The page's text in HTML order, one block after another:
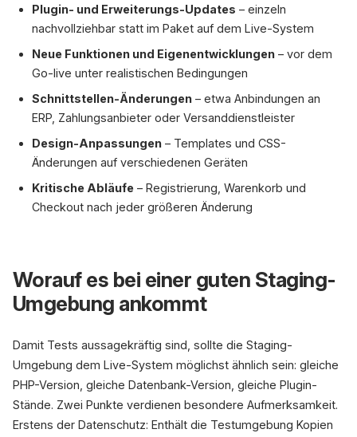
Plugin- und Erweiterungs-Updates – einzeln
nachvollziehbar statt im Paket auf dem Live-System
Neue Funktionen und Eigenentwicklungen – vor dem
Go-live unter realistischen Bedingungen
Schnittstellen-Änderungen – etwa Anbindungen an
ERP, Zahlungsanbieter oder Versanddienstleister
Design-Anpassungen – Templates und CSS-
Änderungen auf verschiedenen Geräten
Kritische Abläufe – Registrierung, Warenkorb und
Checkout nach jeder größeren Änderung
Worauf es bei einer guten Staging-
Umgebung ankommt
Damit Tests aussagekräftig sind, sollte die Staging-
Umgebung dem Live-System möglichst ähnlich sein: gleiche
PHP-Version, gleiche Datenbank-Version, gleiche Plugin-
Stände. Zwei Punkte verdienen besondere Aufmerksamkeit.
Erstens der Datenschutz: Enthält die Testumgebung Kopien